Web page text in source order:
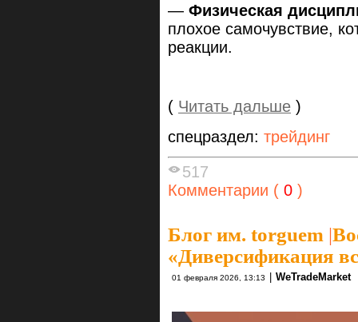
— Физическая
плохое самочувствие,
реакции.
( Читать дальше )
спецраздел: трейдинг
517
Комментарии ( 0 )
Блог им. torguem |
«Диверсификация
01 февраля 2026, 13:13 WeTradeMarket